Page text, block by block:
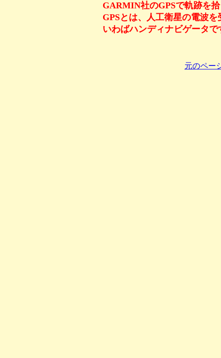
GARMIN社のGPSで軌跡を
GPSとは、人工衛星の電波
いわばハンディナビゲータで
元のペー